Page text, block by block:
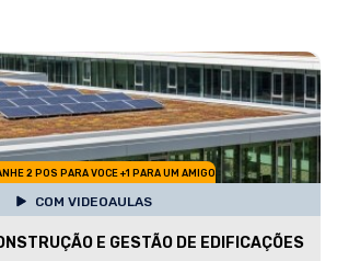
2 POS PARA VOCE +1 PARA UM AMIGO
COM VIDEOAULAS
E GESTÃO DE EDIFICAÇÕES